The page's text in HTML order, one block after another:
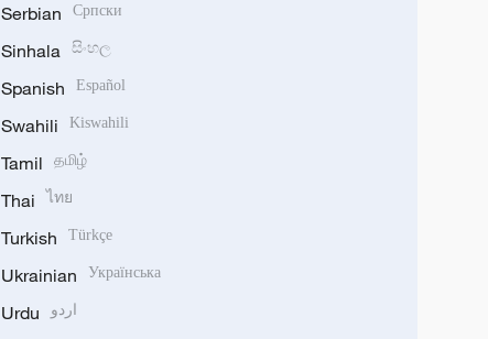
Serbian Српски
Sinhala සිංහල
Spanish Español
Swahili Kiswahili
Tamil தமிழ்
Thai ไทย
Turkish Türkçe
Ukrainian Українська
Urdu اردو